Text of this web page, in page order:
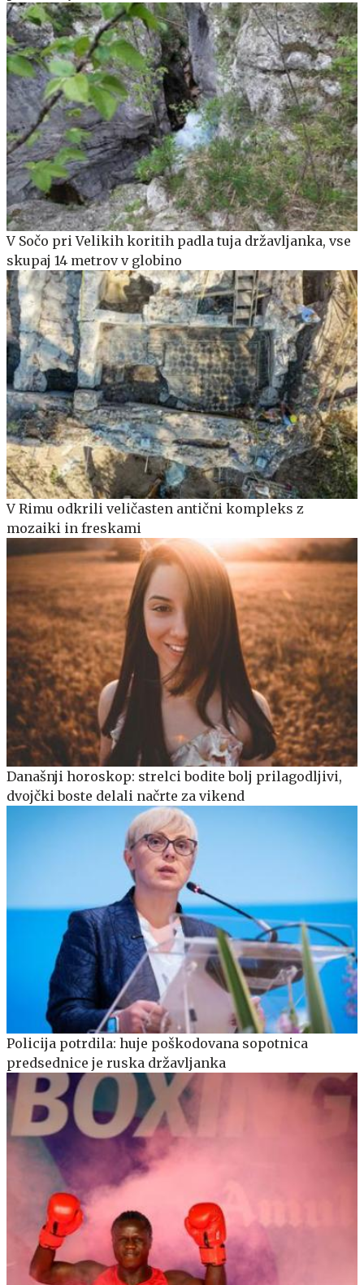
V Sočo pri Velikih koritih padla tuja državljanka, vse
skupaj 14 metrov v globino
V Rimu odkrili veličasten antični kompleks z
mozaiki in freskami
Današnji horoskop: strelci bodite bolj prilagodljivi,
dvojčki boste delali načrte za vikend
Policija potrdila: huje poškodovana sopotnica
predsednice je ruska državljanka